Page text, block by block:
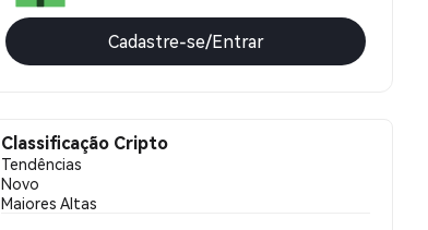
Cadastre-se/Entrar
Classificação Cripto
Tendências
Novo
Maiores Altas